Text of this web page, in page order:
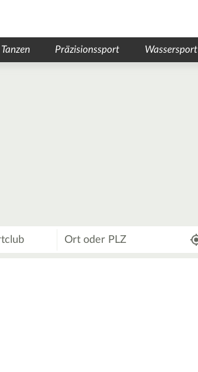
Tanzen Präzisionssport Wassersport